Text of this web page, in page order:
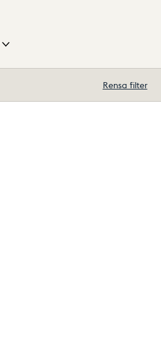
Rensa filter